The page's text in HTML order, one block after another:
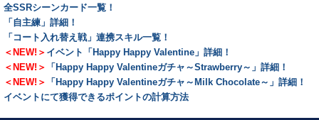
全SSRシーンカード一覧！
「自主練」詳細！
「コート入れ替え戦」連携スキル一覧！
＜NEW!＞ イベント「Happy Happy Valentine」詳細！
＜NEW!＞
「Happy Happy Valentineガチャ～Strawberry～」詳細！
＜NEW!＞
「Happy Happy Valentineガチャ～Milk Chocolate～」詳細！
イベントにて獲得できるポイントの計算方法